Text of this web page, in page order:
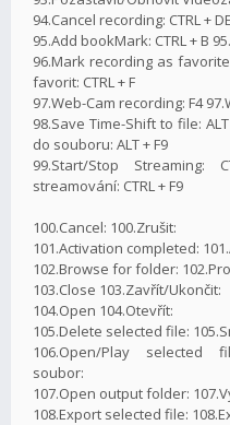
94.Cancel recording: CTRL +
95.Add bookMark: CTRL + B
96.Mark recording as
favorit: CTRL + F
97.Web-Cam recording: F4
98.Save Time-Shift to file:
do souboru: ALT + F9
99.Start/Stop Streaming:
streamování: CTRL + F9
100.Cancel: 100.Zrušit:
101.Activation completed:
102.Browse for folder:
103.Close 103.Zavřít/Ukončit:
104.Open 104.Otevřít:
105.Delete selected file:
106.Open/Play selected
soubor:
107.Open output folder:
108.Export selected file: